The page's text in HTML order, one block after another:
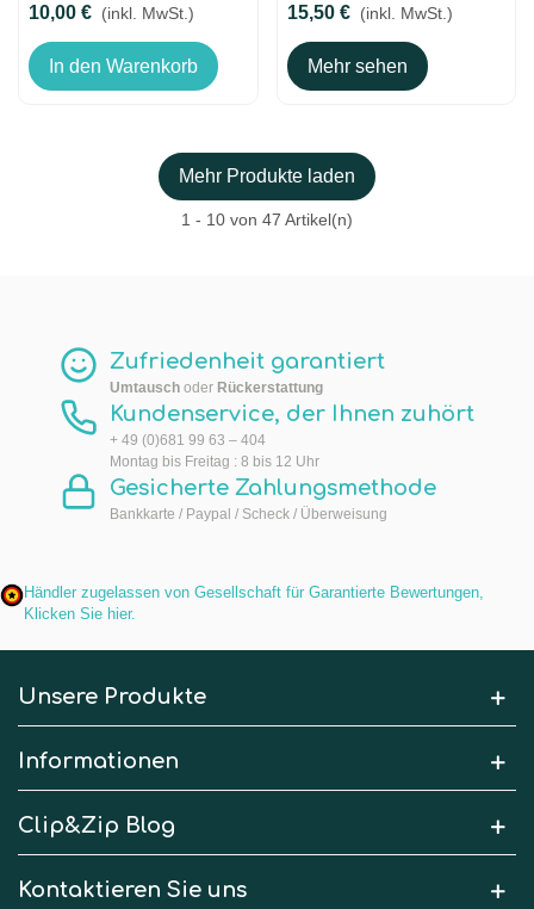
10,00 € (inkl. MwSt.)
In den Warenkorb
15,50 € (inkl. MwSt.)
Mehr sehen
Mehr Produkte laden
1 - 10 von 47 Artikel(n)
Zufriedenheit garantiert
Umtausch oder Rückerstattung
Kundenservice, der Ihnen zuhört
+ 49 (0)681 99 63 – 404
Montag bis Freitag : 8 bis 12 Uhr
Gesicherte Zahlungsmethode
Bankkarte / Paypal / Scheck / Überweisung
Händler zugelassen von Gesellschaft für Garantierte Bewertungen,
Klicken Sie hier.
Unsere Produkte
Informationen
Clip&Zip Blog
Kontaktieren Sie uns